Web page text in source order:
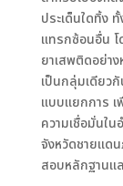
ประเด็นใดทิ้ง
แทรกซ้อนอื่น โ
ยาเสพติดอย่า
เป็นกลุ่มเดียว
แบบแยกการ
ความเชื่อมั่นใ
จังหวัดชายแด
สอบหลักฐานแ